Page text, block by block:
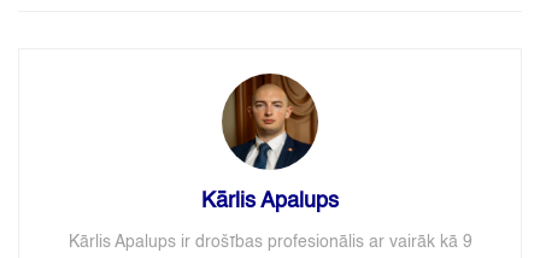
Kārlis Apalups
Kārlis Apalups ir drošības profesionālis ar vairāk kā 9